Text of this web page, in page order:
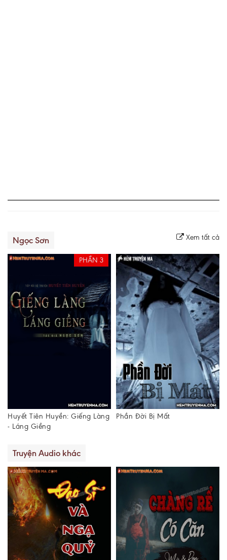
Ngọc Sơn Xem tất cả
PHẦN 3
Huyết Tiên Huyền: Giếng Làng
- Láng Giềng
Phần Đời Bị Mất
Truyện Audio khác